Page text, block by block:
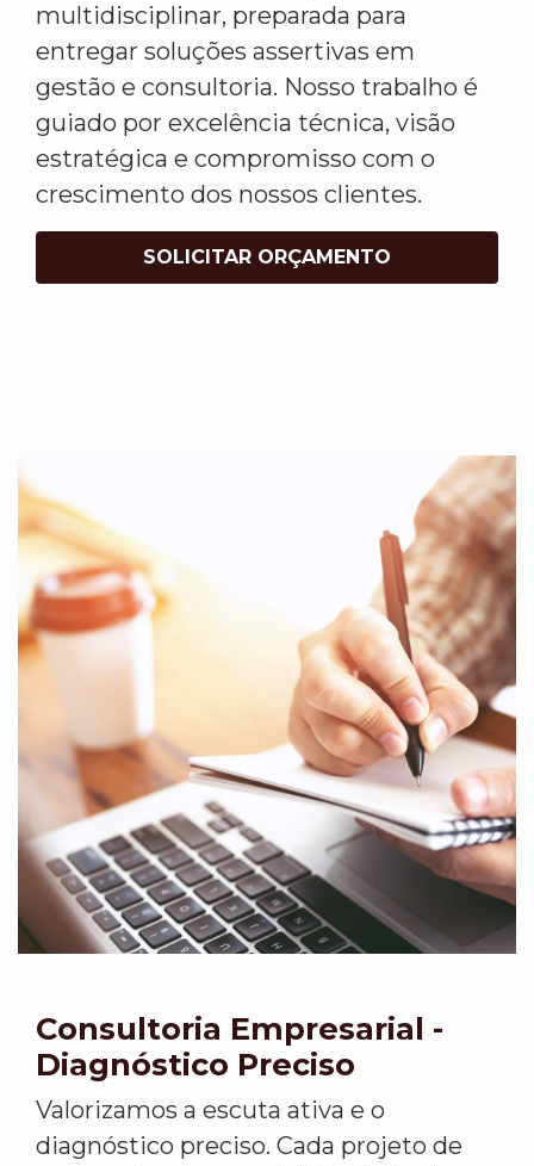
multidisciplinar, preparada para
entregar soluções assertivas em
gestão e consultoria. Nosso trabalho é
guiado por excelência técnica, visão
estratégica e compromisso com o
crescimento dos nossos clientes.
SOLICITAR ORÇAMENTO
Consultoria Empresarial -
Diagnóstico Preciso
Valorizamos a escuta ativa e o
diagnóstico preciso. Cada projeto de